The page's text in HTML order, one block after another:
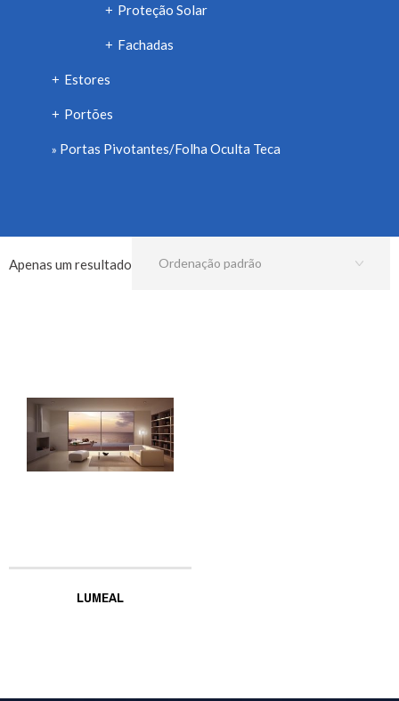
+ Proteção Solar
+ Fachadas
+ Estores
+ Portões
Portas Pivotantes/Folha Oculta Teca
Apenas um resultado
LUMEAL